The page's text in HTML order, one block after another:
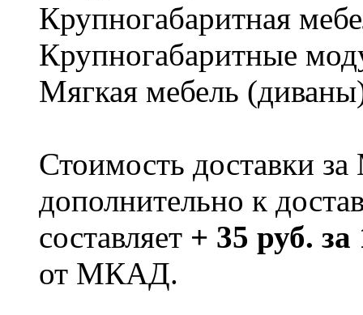
Крупногабаритная
Крупногабаритные
Мягкая мебель
Стоимость доставки
дополнительно к
составляет + 35 руб.
от МКАД.